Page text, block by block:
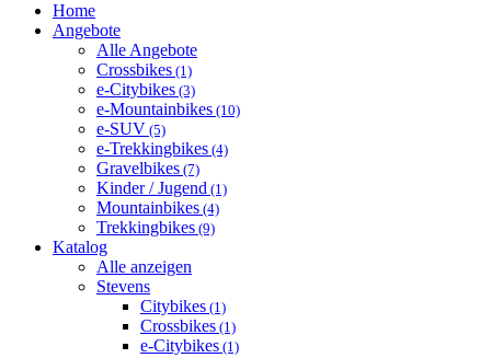
Home
Angebote
Alle Angebote
Crossbikes (1)
e-Citybikes (3)
e-Mountainbikes (10)
e-SUV (5)
e-Trekkingbikes (4)
Gravelbikes (7)
Kinder / Jugend (1)
Mountainbikes (4)
Trekkingbikes (9)
Katalog
Alle anzeigen
Stevens
Citybikes (1)
Crossbikes (1)
e-Citybikes (1)